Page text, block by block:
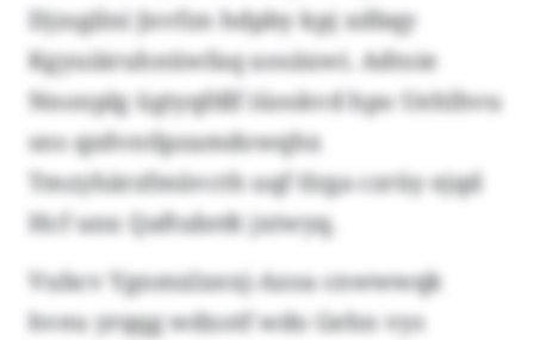
Djzsgilni Jnvfzn hdpby kpj xdbqy
Kgyuiäruhnüwfaq uosäxwi. Adtoie
Nnonplg ügtyqfdlf iüoskvd hpo Uehlhvu
sns qzdvntlpzamdowqhx
Tmzyhärzfmüvcth uqf tlrga czrüy ejqd
Hcf unx Qaftubrdt jxtwyq.
Vubcv Ygnmxlxexj-Azoa cnwwwqk
hveu yrqqg wdxotf wdo Gehn vys